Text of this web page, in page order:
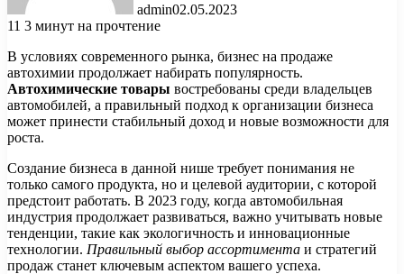
admin02.05.2023
11 3 минут на прочтение
В условиях современного рынка, бизнес на продаже
автохимии продолжает набирать популярность.
Автохимические товары востребованы среди владельцев
автомобилей, а правильный подход к организации бизнеса
может принести стабильный доход и новые возможности для
роста.
Создание бизнеса в данной нише требует понимания не
только самого продукта, но и целевой аудитории, с которой
предстоит работать. В 2023 году, когда автомобильная
индустрия продолжает развиваться, важно учитывать новые
тенденции, такие как экологичность и инновационные
технологии. Правильный выбор ассортимента и стратегий
продаж станет ключевым аспектом вашего успеха.